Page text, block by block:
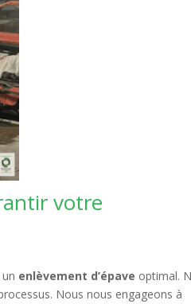
votre
enlèvement d’épave optimal.
Nous nous engageons à